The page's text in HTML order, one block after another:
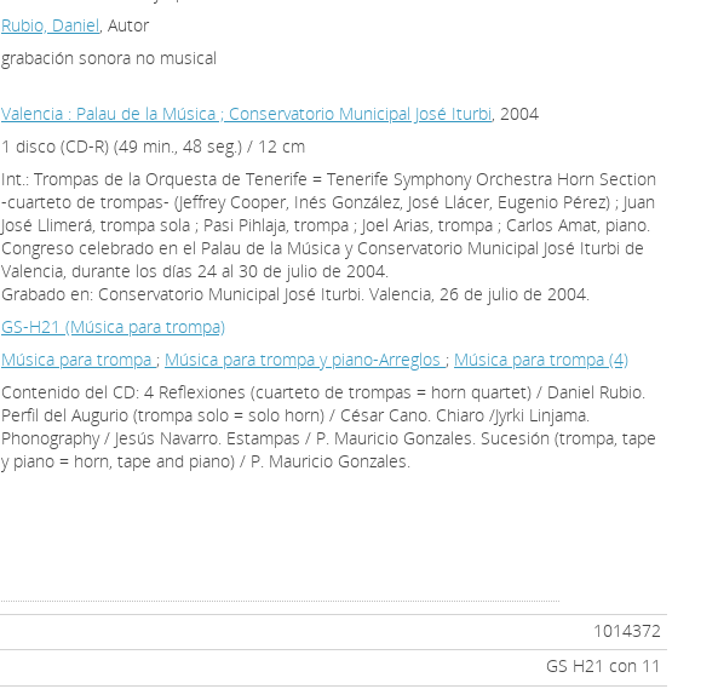
Rubio, Daniel, Autor
grabación sonora no musical
Valencia : Palau de la Música ; Conservatorio Municipal José Iturbi, 2004
1 disco (CD-R) (49 min., 48 seg.) / 12 cm
Int.: Trompas de la Orquesta de Tenerife = Tenerife Symphony Orchestra Horn Section
-cuarteto de trompas- (Jeffrey Cooper, Inés González, José Llácer, Eugenio Pérez) ; Juan
José Llimerá, trompa sola ; Pasi Pihlaja, trompa ; Joel Arias, trompa ; Carlos Amat, piano.
Congreso celebrado en el Palau de la Música y Conservatorio Municipal José Iturbi de
Valencia, durante los días 24 al 30 de julio de 2004.
Grabado en: Conservatorio Municipal José Iturbi. Valencia, 26 de julio de 2004.
GS-H21 (Música para trompa)
Música para trompa ; Música para trompa y piano-Arreglos ; Música para trompa (4)
Contenido del CD: 4 Reflexiones (cuarteto de trompas = horn quartet) / Daniel Rubio.
Perfil del Augurio (trompa solo = solo horn) / César Cano. Chiaro /Jyrki Linjama.
Phonography / Jesús Navarro. Estampas / P. Mauricio Gonzales. Sucesión (trompa, tape
y piano = horn, tape and piano) / P. Mauricio Gonzales.
1014372
GS H21 con 11